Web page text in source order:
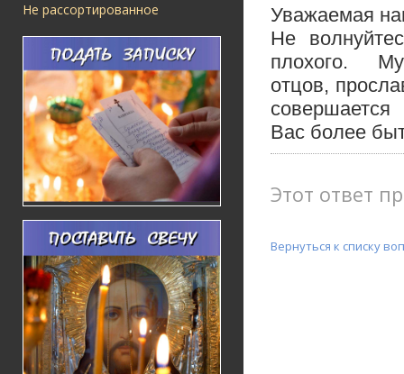
Не рассортированное
Уважаемая
Не
плохого.
отцов,
совершается
Вас более
Этот ответ
Вернуться к списку